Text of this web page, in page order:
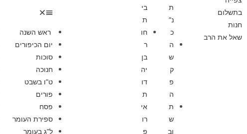
בתשלום
חנות
שאל את הרב
ת
נ”
כ
ה
ש
ק
פ
ה
ת
ש
וב
בי
ת
חו
ר
בן
יה
דו
ת
אי
רו
פ
ראש השנה
יום הכיפורים
סוכות
חנוכה
ט”ו בשבט
פורים
פסח
ספירת העומר
ל”ג בעומר